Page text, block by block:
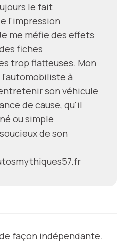
le fait
l'impression
me méfie des effets
fiches
trop flatteuses. Mon
l'automobiliste à
son véhicule
de cause, qu'il
ou simple
de son
façon indépendante.